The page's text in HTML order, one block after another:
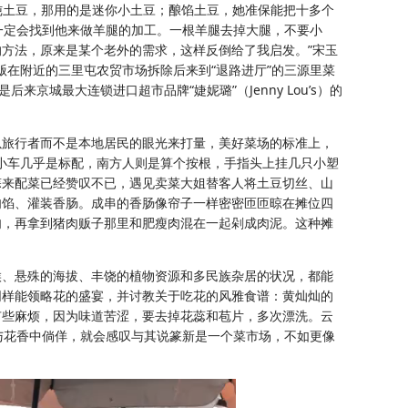
豆，那用的是迷你小土豆；酿馅土豆，她准保能把十多个
会找到他来做羊腿的加工。一根羊腿去掉大腿，不要小
法，原来是某个老外的需求，这样反倒给了我启发。”宋玉
附近的三里屯农贸市场拆除后来到“退路进厅”的三源里菜
来京城最大连锁进口超市品牌“婕妮璐”（Jenny Lou’s）的
行者而不是本地居民的眼光来打量，美好菜场的标准上，
几乎是标配，南方人则是算个按根，手指头上挂几只小塑
配菜已经赞叹不已，遇见卖菜大姐替客人将土豆切丝、山
灌装香肠。成串的香肠像帘子一样密密匝匝晾在摊位四
再拿到猪肉贩子那里和肥瘦肉混在一起剁成肉泥。这种摊
悬殊的海拔、丰饶的植物资源和多民族杂居的状况，都能
能领略花的盛宴，并讨教关于吃花的风雅食谱：黄灿灿的
麻烦，因为味道苦涩，要去掉花蕊和苞片，多次漂洗。云
香中倘佯，就会感叹与其说篆新是一个菜市场，不如更像